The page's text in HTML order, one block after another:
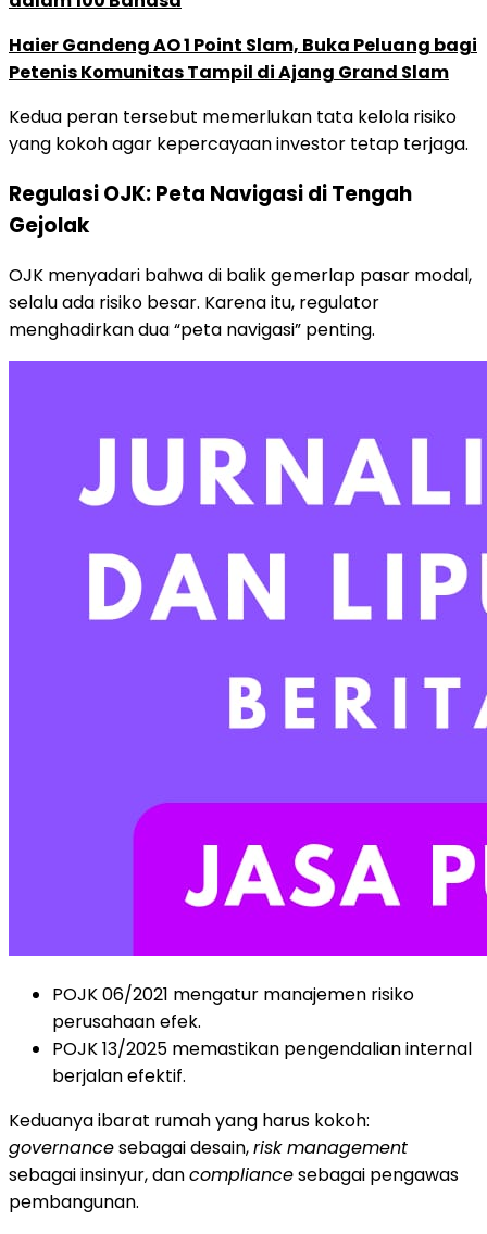
Haier Gandeng AO 1 Point Slam, Buka Peluang bagi
Petenis Komunitas Tampil di Ajang Grand Slam
Kedua peran tersebut memerlukan tata kelola risiko
yang kokoh agar kepercayaan investor tetap terjaga.
Regulasi OJK: Peta Navigasi di Tengah
Gejolak
OJK menyadari bahwa di balik gemerlap pasar modal,
selalu ada risiko besar. Karena itu, regulator
menghadirkan dua “peta navigasi” penting.
POJK 06/2021 mengatur manajemen risiko
perusahaan efek.
POJK 13/2025 memastikan pengendalian internal
berjalan efektif.
Keduanya ibarat rumah yang harus kokoh:
governancesebagai desain,risk management
sebagai insinyur, dancompliancesebagai pengawas
pembangunan.